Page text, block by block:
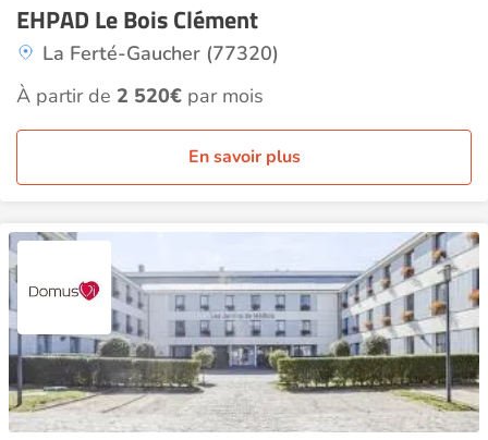
EHPAD Le Bois Clément
La Ferté-Gaucher (77320)
À partir de 2 520€ par mois
En savoir plus